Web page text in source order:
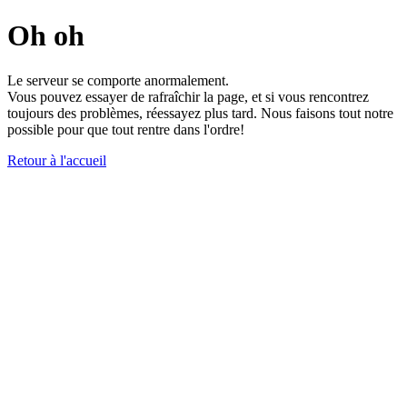
Oh oh
Le serveur se comporte anormalement.
Vous pouvez essayer de rafraîchir la page, et si vous rencontrez
toujours des problèmes, réessayez plus tard. Nous faisons tout notre
possible pour que tout rentre dans l'ordre!
Retour à l'accueil